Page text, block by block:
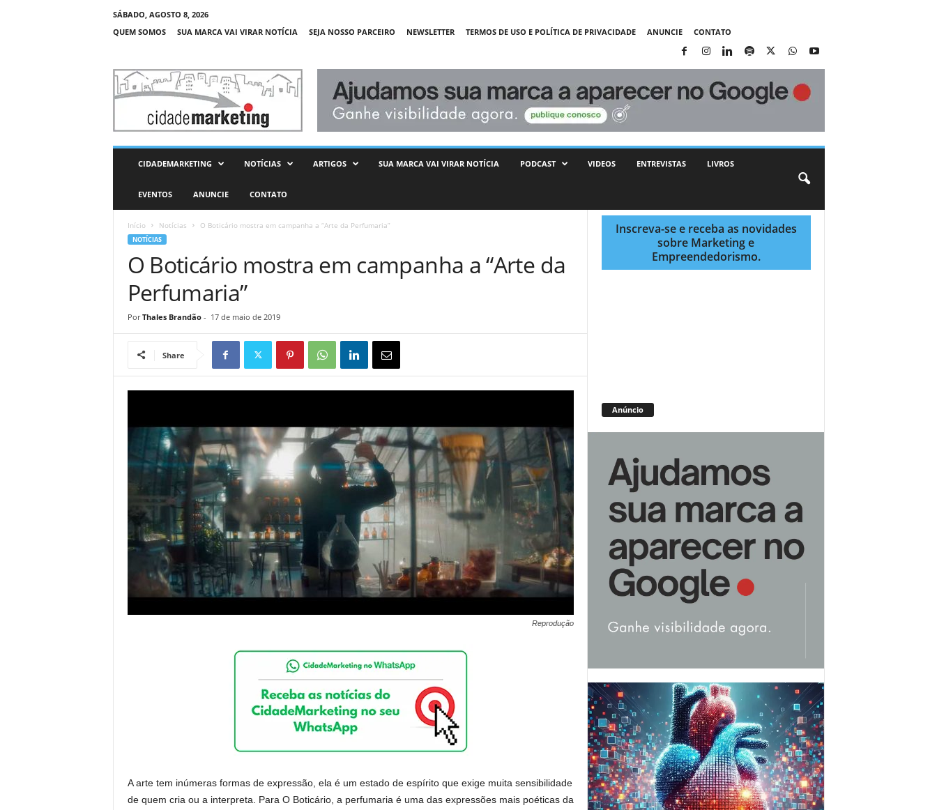
SÁBADO, AGOSTO 8, 2026
QUEM SOMOS
SUA MARCA VAI VIRAR NOTÍCIA SEJA NOSSO PARCEIRO NEWSLETTER TERMOS DE USO E POLÍTICA DE PRIVACIDADE ANUNCIE CONTATO
C
d
CIDADEMARKETING NOTÍCIAS ARTIGOS SUA MARCA VAI VIRAR NOTÍCIA PODCAST VIDEOS ENTREVISTAS LIVROS
EVENTOS ANUNCIE CONTATO
Início Notícias O Boticário mostra em campanha a “Arte da Perfumaria”
NOTÍCIAS
O Boticário mostra em campanha a “Arte da
Perfumaria”
Por Thales Brandão- 17 de maio de 2019
Share
Reprodução
A arte tem inúmeras formas de expressão, ela é um estado de espírito que exige muita sensibilidade
de quem cria ou a interpreta. Para O Boticário, a perfumaria é uma das expressões mais poéticas da
Inscreva-se e receba as novidades
sobre Marketing e
Empreendedorismo.
Anúncio